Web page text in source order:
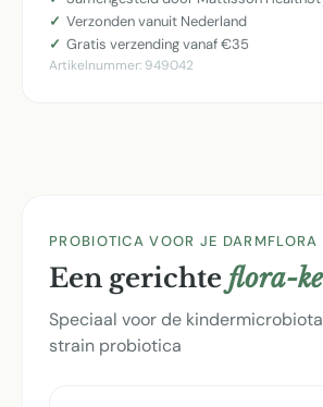
Verzonden vanuit Nederland
Gratis verzending vanaf €35
Artikelnummer: 949042
PROBIOTICA VOOR JE DARMFLORA
Een gerichte flora-
Speciaal voor de
strain probiotica